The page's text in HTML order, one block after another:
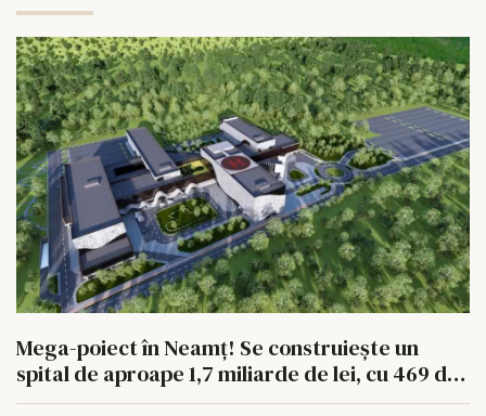
Mega-poiect în Neamț! Se construiește un
spital de aproape 1,7 miliarde de lei, cu 469 de
paturi